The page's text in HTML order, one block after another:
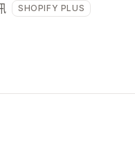
SHOPIFY PLUS